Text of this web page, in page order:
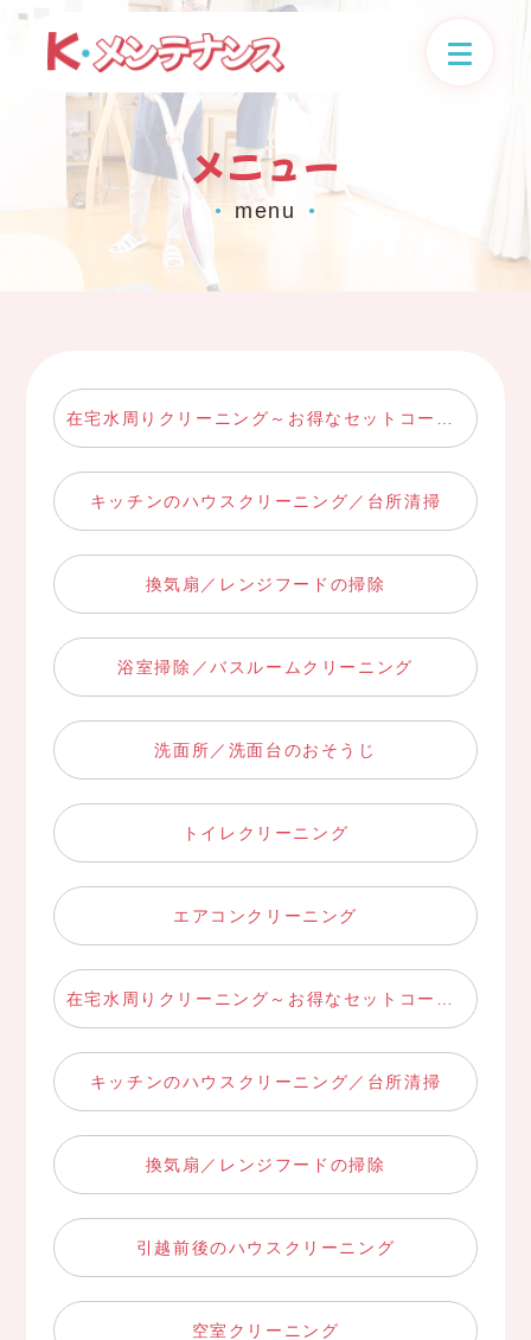
メニュー
● menu ●
在宅水周りクリーニング～お得なセットコース～
キッチンのハウスクリーニング／台所清掃
換気扇／レンジフードの掃除
浴室掃除／バスルームクリーニング
洗面所／洗面台のおそうじ
トイレクリーニング
エアコンクリーニング
在宅水周りクリーニング～お得なセットコース～
キッチンのハウスクリーニング／台所清掃
換気扇／レンジフードの掃除
引越前後のハウスクリーニング
空室クリーニング